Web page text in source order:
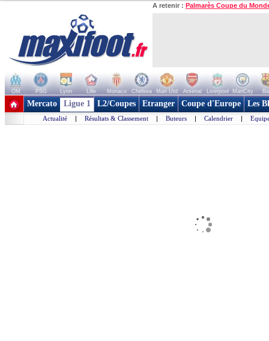
A retenir : Palmarès Coupe du
OM PSG Lyon Lille Monaco Chelsea Man Utd Arsenal Liverpool ManCity
+ de clubs
Mercato Ligue 1 L2/Coupes Etranger Coupe d'Europe Les
Actualité | Résultats & Classement | Buteurs | Calendrier |